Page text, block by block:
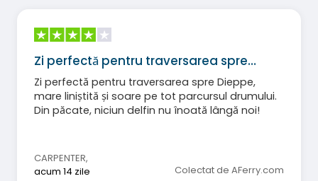
Zi perfectă pentru traversarea spre…
Zi perfectă pentru traversarea spre Dieppe,
mare liniștită și soare pe tot parcursul drumului.
Din păcate, niciun delfin nu înoată lângă noi!
CARPENTER,
acum 14 zile
Colectat de AFerry.com